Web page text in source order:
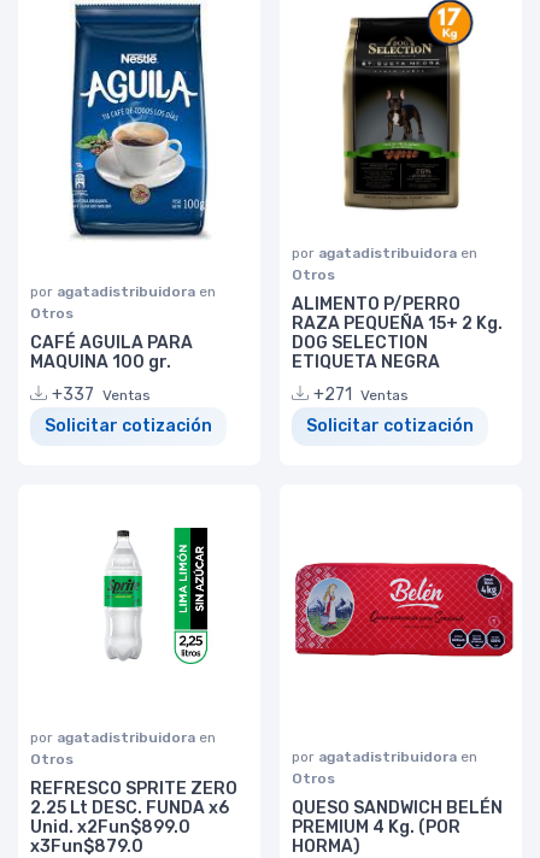
por agatadistribuidora en
Otros
CAFÉ AGUILA PARA
MAQUINA 100 gr.
+337 Ventas
Solicitar cotización
por agatadistribuidora en
Otros
ALIMENTO P/PERRO
RAZA PEQUEÑA 15+ 2 Kg.
DOG SELECTION
ETIQUETA NEGRA
+271
Ventas
Solicitar cotización
por agatadistribuidora en
Otros
REFRESCO SPRITE ZERO
2.25 Lt DESC. FUNDA x6
Unid. x2Fun$899.0
x3Fun$879.0
por agatadistribuidora en
Otros
QUESO SANDWICH BELÉN
PREMIUM 4 Kg. (POR
HORMA)